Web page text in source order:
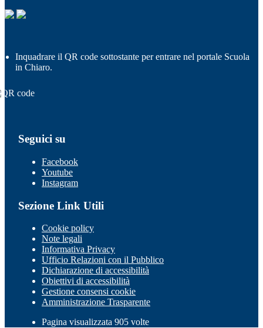
Inquadrare il QR code sottostante per entrare nel portale Scuola
in Chiaro.
Seguici su
Facebook
Youtube
Instagram
Sezione Link Utili
Cookie policy
Note legali
Informativa Privacy
Ufficio Relazioni con il Pubblico
Dichiarazione di accessibilità
Obiettivi di accessibilità
Gestione consensi cookie
Amministrazione Trasparente
Pagina visualizzata 905 volte